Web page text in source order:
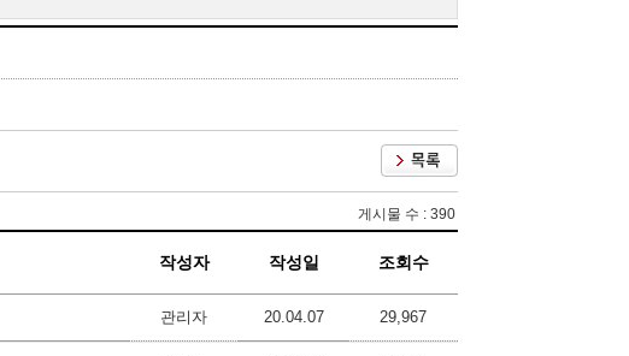
게시물 수 : 390
작성자 작성일 조회수
관리자 20.04.07 29,967